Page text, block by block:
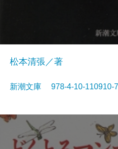
松本清張／著
新潮文庫 978-4-10-